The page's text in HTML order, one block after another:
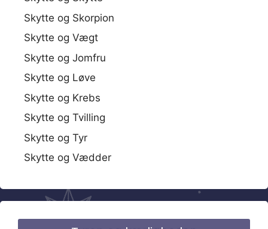
Skytte og Skorpion
Skytte og Vægt
Skytte og Jomfru
Skytte og Løve
Skytte og Krebs
Skytte og Tvilling
Skytte og Tyr
Skytte og Vædder